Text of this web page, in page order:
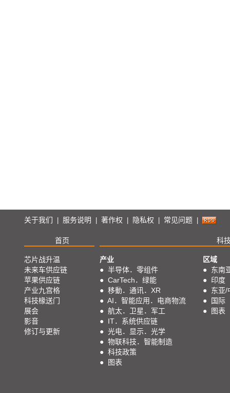
关于我们 服务说明 著作权 隐私权 常见问题
首页 科
芯片战升温
未来车供应链
苹果供应链
产业九宫格
科技椽送门
展会
影音
修订与更新
产业
● 半导体．零组件
● CarTech．绿能
● 移動．通讯．XR
● AI．智能应用．电商物流
● 航太．卫星．军工
● IT．系统供应链
● 光电．显示．光学
● 物联科技．智能制造
● 科技政策
●
图表
区域
● 东南
● 印度
● 东亚/
●
国际
●
图表